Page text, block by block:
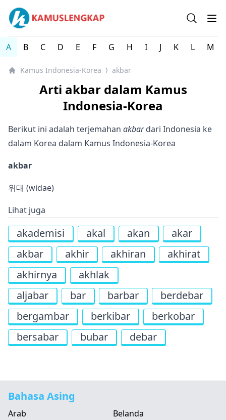
Kamus Lengkap Indonesia-Korea - Kamus Bahasa Korea
Open
A B C D E F G H I J K L M
Kamus Indonesia-Korea ⟩ akbar
Arti akbar dalam Kamus
Indonesia-Korea
Berikut ini adalah terjemahan akbardari Indonesia ke
dalam Korea dalam Kamus Indonesia-Korea
akbar
위대 (widae)
Lihat juga
akademisi akal akan
akar
akbar
akhir akhiran
akhirat
akhirnya
akhlak
aljabar
bar barbar
berdebar
bergambar
berkibar
berkobar
bersabar
bubar debar
Bahasa Asing
Arab
Belanda